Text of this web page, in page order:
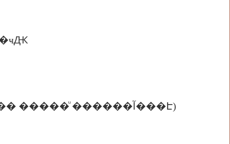
( ���ʵ�ѡõ�������觡�ҧ�����ҧ��ҧ�ŵ�� ��� �����ͧ ������آ���Է)